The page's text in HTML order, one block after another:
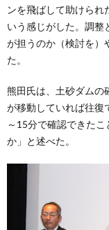
ンを飛ばして助けられ
いう感じがした。調整
が担うのか（検討を）
た。
熊田氏は、土砂ダムの
が移動していれば往復
～15分で確認できた
か」と述べた。